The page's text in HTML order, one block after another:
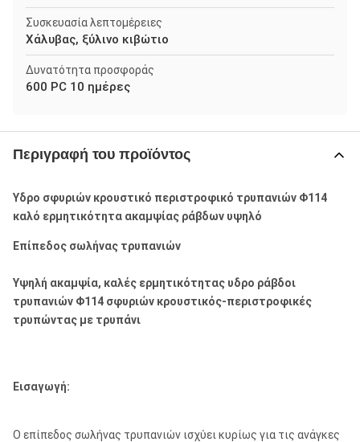
Συσκευασία λεπτομέρειες
Χάλυβας, ξύλινο κιβώτιο
Δυνατότητα προσφοράς
600 PC 10 ημέρες
Περιγραφή του προϊόντος
Υδρο σφυριών κρουστικό περιστροφικό τρυπανιών Φ114
καλό ερμητικότητα ακαμψίας ράβδων υψηλό
Επίπεδος σωλήνας τρυπανιών
Υψηλή ακαμψία, καλές ερμητικότητας υδρο ράβδοι
τρυπανιών Φ114 σφυριών κρουστικός-περιστροφικές
τρυπώντας με τρυπάνι
Εισαγωγή:
Ο επίπεδος σωλήνας τρυπανιών ισχύει κυρίως για τις ανάγκες